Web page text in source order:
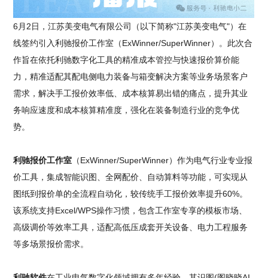
6月2日，江苏美变电气有限公司（以下简称"江苏美变电气"）在
线签约引入利驰报价工作室（ExWinner/SuperWinner）。此次合
作旨在依托利驰数字化工具的精准成本管控与快速报价算价能
力，精准适配其配电侧电力装备与箱变解决方案等业务场景客户
需求，解决手工报价效率低、成本核算易出错的痛点，提升其业
务响应速度和成本核算精准度，强化在装备制造行业的竞争优
势。
利驰报价工作室 （ExWinner/SuperWinner）作为电气行业专业报
价工具，集成智能识图、全网配价、自动算料等功能，可实现从
图纸到报价单的全流程自动化，较传统手工报价效率提升60%。
该系统支持Excel/WPS操作习惯，包含工作室专享的模板市场、
高级调价等效率工具，适配高低压成套开关设备、电力工程服务
等多场景报价需求。